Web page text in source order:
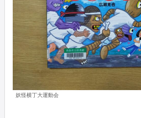
妖怪横丁大運動会